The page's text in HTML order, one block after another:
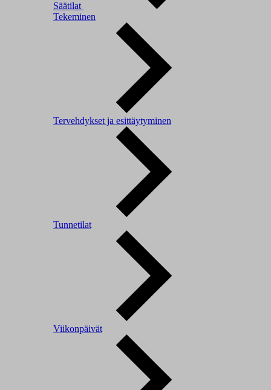
Säätilat
Tekeminen
Tervehdykset ja esittäytyminen
Tunnetilat
Viikonpäivät